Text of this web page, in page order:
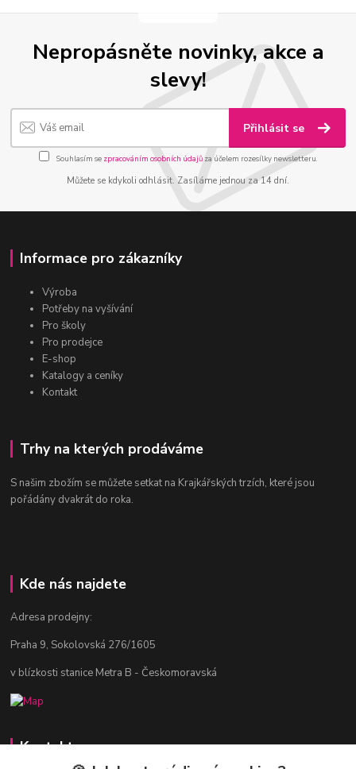
Nepropásněte novinky, akce a
slevy!
Přihlásit se
Souhlasím se zpracováním osobních údajůza účelem rozesílky newsletteru.
Můžete se kdykoli odhlásit. Zasíláme jednou za 14 dní.
Informace pro zákazníky
Výroba
Potřeby na vyšívání
Pro školy
Pro prodejce
E-shop
Katalogy a ceníky
Kontakt
Trhy na kterých prodáváme
S našim zbožím se můžete setkat na Krajkářských trzích, které jsou
pořádány dvakrát do roka.
Kde nás najdete
Adresa prodejny:
Praha 9, Sokolovská 276/1605
v blízkosti stanice Metra B - Českomoravská
Kontakty